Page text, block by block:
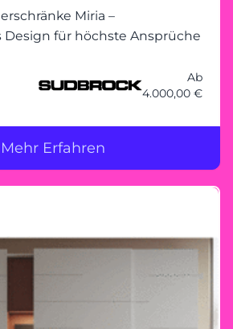
Miria –
Design für höchste Ansprüche
Ab
4.000,00 €
Mehr Erfahren